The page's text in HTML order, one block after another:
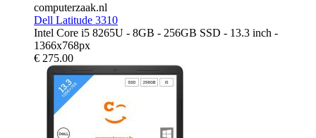
computerzaak.nl
Dell Latitude 3310
Intel Core i5 8265U - 8GB - 256GB SSD - 13.3 inch -
1366x768px
€ 275.00